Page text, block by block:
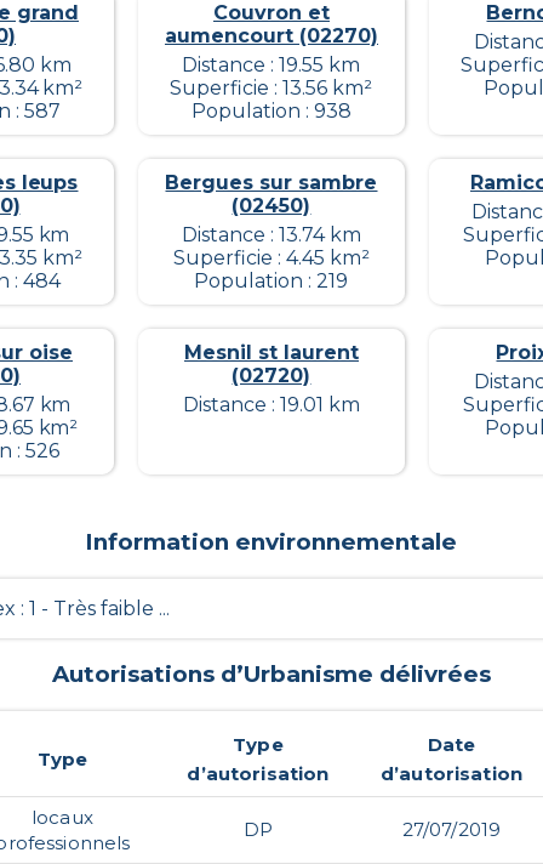
grand
km
km²
: 587
Couvron et
aumencourt (02270)
Distance : 19.55 km
Superficie : 13.56 km²
Population : 938
leups
km
km²
: 484
Bergues sur sambre
(02450)
Distance : 13.74 km
Superficie : 4.45 km²
Population : 219
oise
km
km²
: 526
Mesnil st laurent
(02720)
Distance : 19.01 km
Information environnementale
: 1 - Très faible ...
Autorisations d’Urbanisme délivrées
Type
Type
d’autorisation
Date
d’autorisation
locaux
DP 27/07/2019